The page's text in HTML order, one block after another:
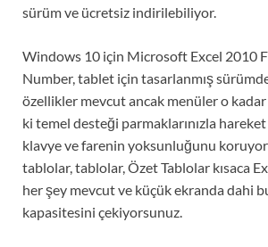
sürüm ve ücretsiz indirilebiliyor.
Windows 10 için Microsoft Excel 2010
Number, tablet için tasarlanmış
özellikler mevcut ancak menüler o
ki temel desteği parmaklarınızla
klavye ve farenin yoksunluğunu
tablolar, tablolar, Özet Tablolar kısaca
her şey mevcut ve küçük ekranda dahi
kapasitesini çekiyorsunuz.